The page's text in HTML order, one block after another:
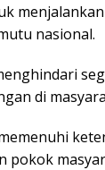
nasional.
di